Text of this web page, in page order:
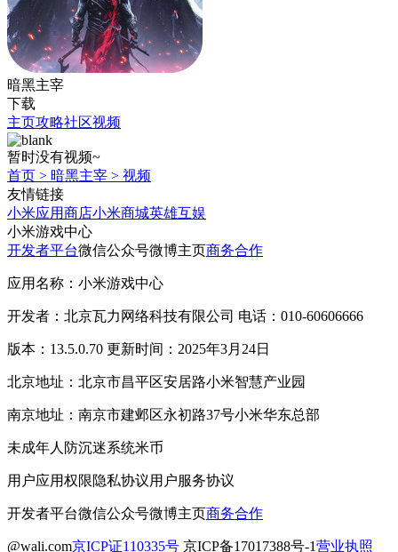
暗黑主宰
下载
主页攻略社区视频
暂时没有视频~
首页 > 暗黑主宰 > 视频
友情链接
小米应用商店小米商城英雄互娱
小米游戏中心
开发者平台微信公众号微博主页商务合作
应用名称：小米游戏中心
开发者：北京瓦力网络科技有限公司 电话：010-60606666
版本：13.5.0.70 更新时间：2025年3月24日
北京地址：北京市昌平区安居路小米智慧产业园
南京地址：南京市建邺区永初路37号小米华东总部
未成年人防沉迷系统米币
用户应用权限隐私协议用户服务协议
开发者平台微信公众号微博主页商务合作
@wali.com京ICP证110335号 京ICP备17017388号-1营业执照